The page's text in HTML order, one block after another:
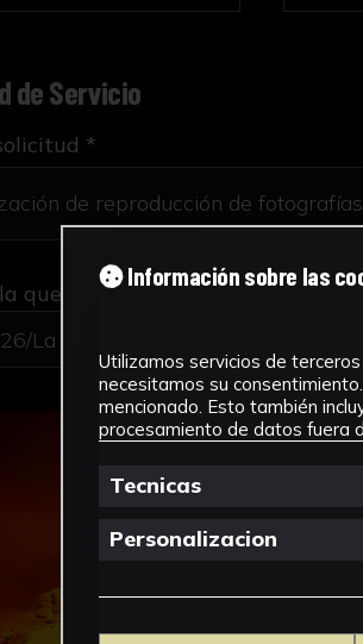
de Servicio
*
que está interesado/a*
La Fractura
Información sobre las
Utilizamos servicios de
necesitamos su
mencionado. Esto también
procesamiento de datos fuera
Tecnicas
Personalizacion